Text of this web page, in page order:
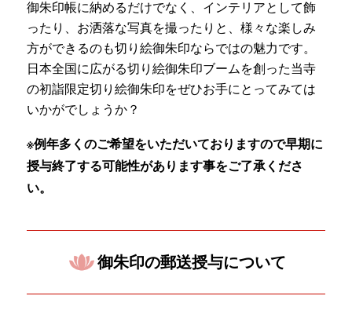
御朱印帳に納めるだけでなく、インテリアとして飾
ったり、お洒落な写真を撮ったりと、様々な楽しみ
方ができるのも切り絵御朱印ならではの魅力です。
日本全国に広がる切り絵御朱印ブームを創った当寺
の初詣限定切り絵御朱印をぜひお手にとってみては
いかがでしょうか？
※例年多くのご希望をいただいておりますので早期に
授与終了する可能性があります事をご了承くださ
い。
御朱印の郵送授与について